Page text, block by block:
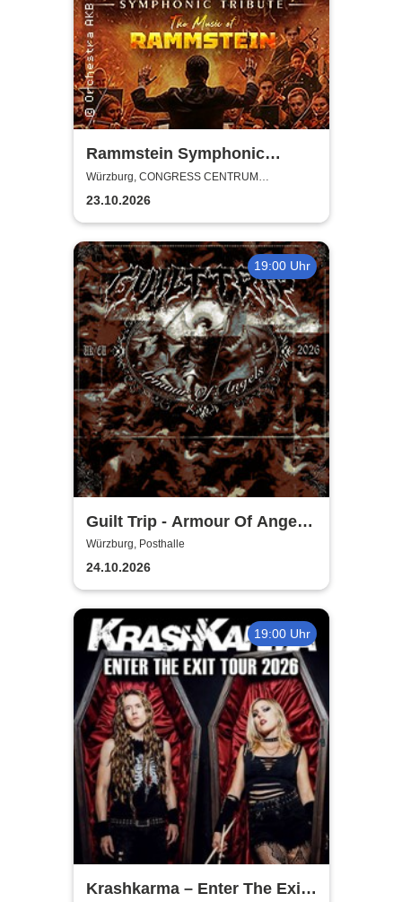
Rammstein Symphonic
Tribute - Herzfeuer
Würzburg, CONGRESS CENTRUM
WÜRZBURG
23.10.2026
19:00 Uhr
Guilt Trip - Armour Of Angels
Tour 2026
Würzburg, Posthalle
24.10.2026
19:00 Uhr
Krashkarma – Enter The Exit